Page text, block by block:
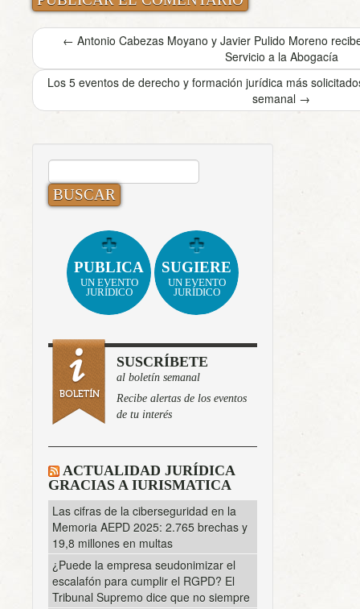
← Antonio Cabezas Moyano y Javier Pulido Moreno
Servicio a la Abogacía
Los 5 eventos de derecho y formación jurídica más
semanal →
BUSCAR:
PUBLICA
UN EVENTO
JURÍDICO
SUGIERE
UN EVENTO
JURÍDICO
SUSCRÍBETE
al boletín semanal
Recibe alertas de los eventos
de tu interés
ACTUALIDAD JURÍDICA
GRACIAS A IURISMATICA
Las cifras de la ciberseguridad en la
Memoria AEPD 2025: 2.765 brechas y
19,8 millones en multas
¿Puede la empresa seudonimizar el
escalafón para cumplir el RGPD? El
Tribunal Supremo dice que no siempre